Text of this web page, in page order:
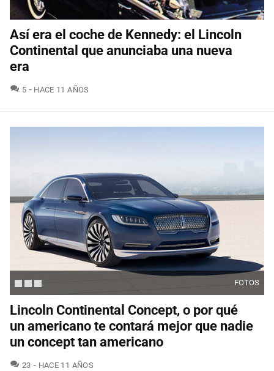
Así era el coche de Kennedy: el Lincoln
Continental que anunciaba una nueva
era
5 COMENTARIOS
HACE 11 AÑOS
FOTOS
Lincoln Continental Concept, o por qué
un americano te contará mejor que nadie
un concept tan americano
23 COMENTARIOS
HACE 11 AÑOS